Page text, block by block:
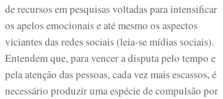
de recursos em pesquisas voltadas para intensificar
os apelos emocionais e até mesmo os aspectos
viciantes das redes sociais (leia-se mídias sociais).
Entendem que, para vencer a disputa pelo tempo e
pela atenção das pessoas, cada vez mais escassos, é
necessário produzir uma espécie de compulsão por